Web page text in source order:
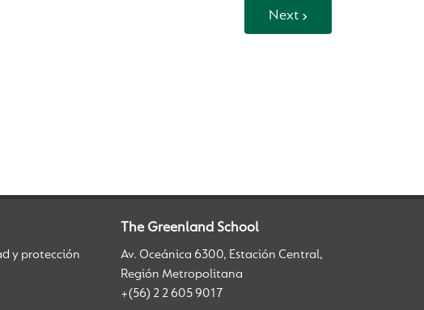
Next
y protección
The Greenland School
Av. Oceánica 6300, Estación Central,
Región Metropolitana
+(56) 2 2 605 9017